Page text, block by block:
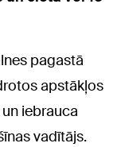
pagastā
apstākļos
iebrauca
vadītājs.